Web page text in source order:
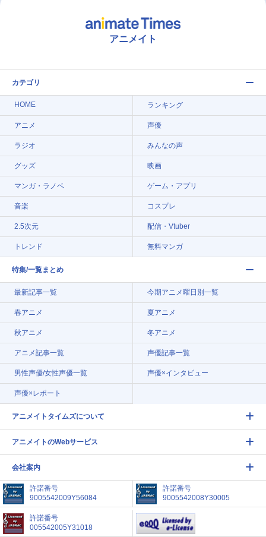
アニメイト
カテゴリ
HOME ランキング
アニメ 声優
ラジオ みんなの声
グッズ 映画
マンガ・ラノベ ゲーム・アプリ
音楽 コスプレ
2.5次元 配信・Vtuber
トレンド 無料マンガ
特集/一覧まとめ
最新記事一覧 今期アニメ曜日別一覧
春アニメ 夏アニメ
秋アニメ 冬アニメ
アニメ記事一覧 声優記事一覧
男性声優/女性声優一覧 声優×インタビュー
声優×レポート
アニメイトタイムズについて
アニメイトのWebサービス
会社案内
許諾番号
9005542009Y56084
許諾番号
9005542008Y30005
許諾番号
005542005Y31018